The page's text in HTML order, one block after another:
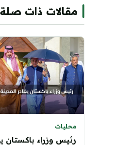
مقالات ذات صلة
محليات
رئيس وزراء باكستان